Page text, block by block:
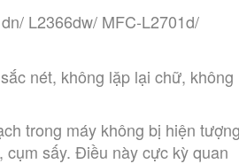
L2366dw/ MFC-L2701d/
sấy. Điều này cực kỳ quan